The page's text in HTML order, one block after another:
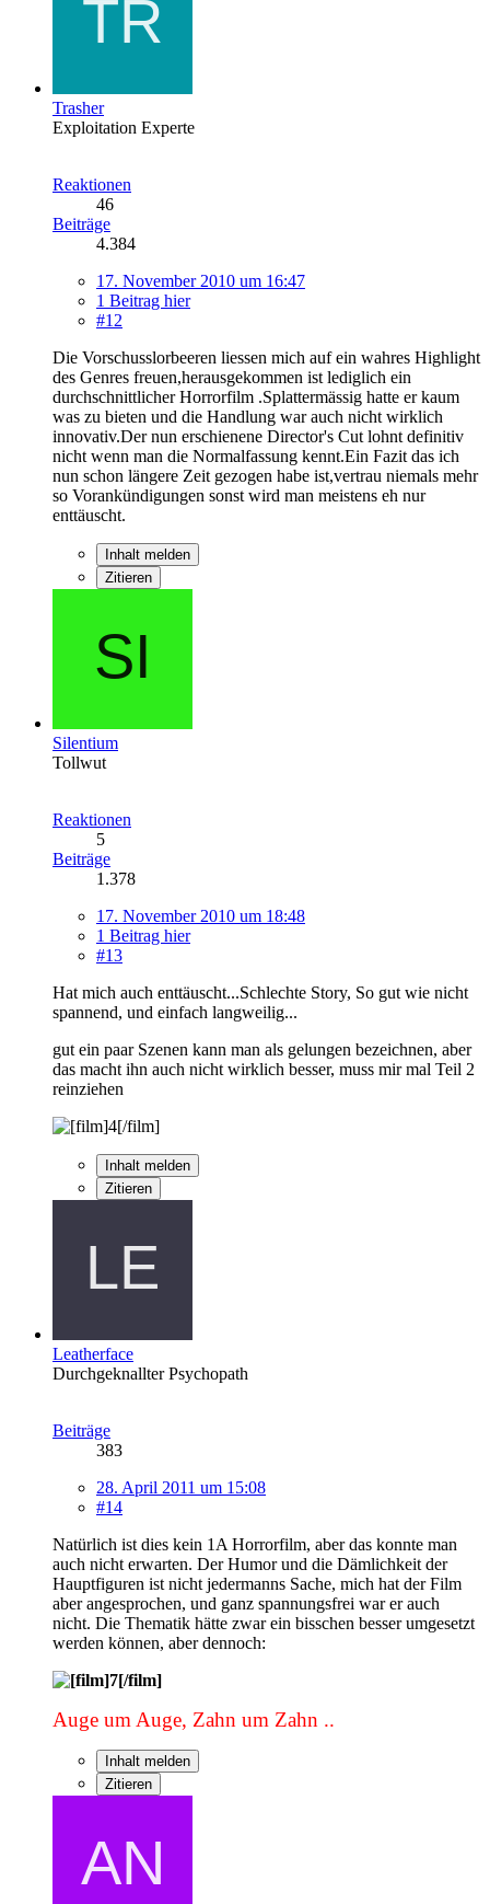
Trasher
Exploitation Experte
Reaktionen
46
Beiträge
4.384
17. November 2010 um 16:47
1 Beitrag hier
#12
Die Vorschusslorbeeren liessen mich auf ein wahres Highlight
des Genres freuen,herausgekommen ist lediglich ein
durchschnittlicher Horrorfilm .Splattermässig hatte er kaum
was zu bieten und die Handlung war auch nicht wirklich
innovativ.Der nun erschienene Director's Cut lohnt definitiv
nicht wenn man die Normalfassung kennt.Ein Fazit das ich
nun schon längere Zeit gezogen habe ist,vertrau niemals mehr
so Vorankündigungen sonst wird man meistens eh nur
enttäuscht.
Inhalt melden
Zitieren
Silentium
Tollwut
Reaktionen
5
Beiträge
1.378
17. November 2010 um 18:48
1 Beitrag hier
#13
Hat mich auch enttäuscht...Schlechte Story, So gut wie nicht
spannend, und einfach langweilig...
gut ein paar Szenen kann man als gelungen bezeichnen, aber
das macht ihn auch nicht wirklich besser, muss mir mal Teil 2
reinziehen
Inhalt melden
Zitieren
Leatherface
Durchgeknallter Psychopath
Beiträge
383
28. April 2011 um 15:08
#14
Natürlich ist dies kein 1A Horrorfilm, aber das konnte man
auch nicht erwarten. Der Humor und die Dämlichkeit der
Hauptfiguren ist nicht jedermanns Sache, mich hat der Film
aber angesprochen, und ganz spannungsfrei war er auch
nicht. Die Thematik hätte zwar ein bisschen besser umgesetzt
werden können, aber dennoch:
Auge um Auge, Zahn um Zahn ..
Inhalt melden
Zitieren